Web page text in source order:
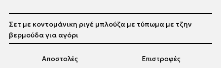
Αποστολές Επιστροφές
Σετ με κοντομάνικη ριγέ μπλούζα με τύπωμα με τζην
βερμούδα για αγόρι